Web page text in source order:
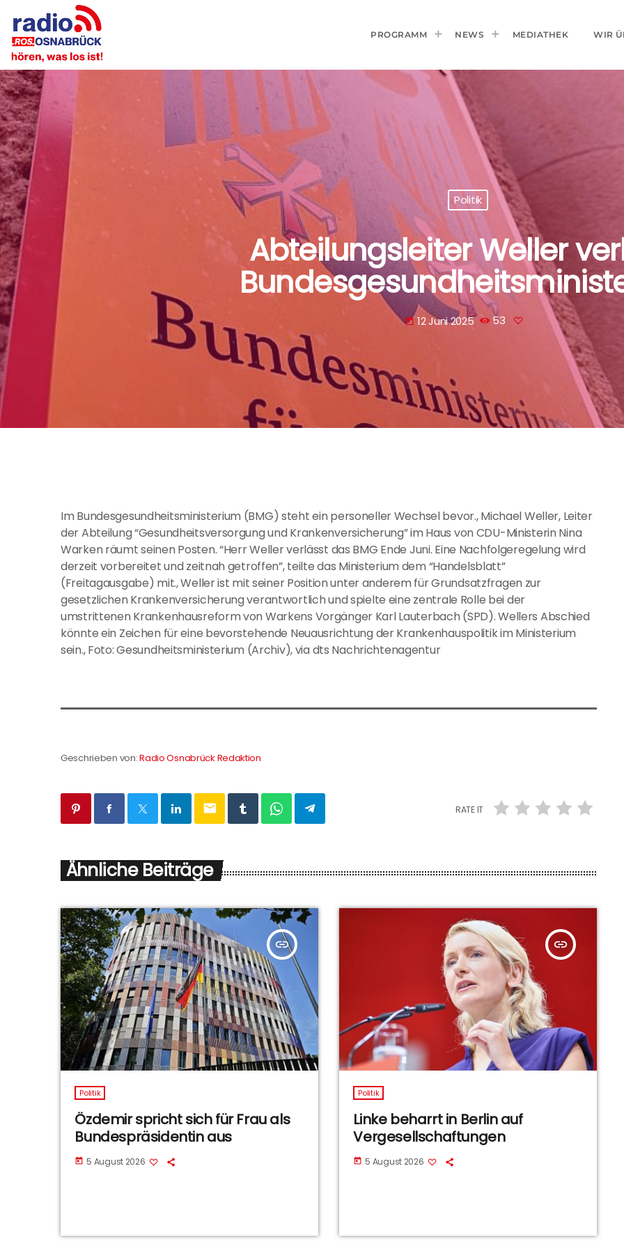
PROGRAMM NEWS MEDIATHEK WIR
Politik
Abteilungsleiter Weller
today 12 Juni 2025 53
Im Bundesgesundheitsministerium (BMG) steht ein personeller Wechsel bevor., Michael Weller, Leiter
der Abteilung “Gesundheitsversorgung und Krankenversicherung” im Haus von CDU-Ministerin Nina
Warken räumt seinen Posten. “Herr Weller verlässt das BMG Ende Juni. Eine Nachfolgeregelung wird
derzeit vorbereitet und zeitnah getroffen”, teilte das Ministerium dem “Handelsblatt”
(Freitagausgabe) mit., Weller ist mit seiner Position unter anderem für Grundsatzfragen zur
gesetzlichen Krankenversicherung verantwortlich und spielte eine zentrale Rolle bei der
umstrittenen Krankenhausreform von Warkens Vorgänger Karl Lauterbach (SPD). Wellers Abschied
könnte ein Zeichen für eine bevorstehende Neuausrichtung der Krankenhauspolitik im Ministerium
sein., Foto: Gesundheitsministerium (Archiv), via dts Nachrichtenagentur
Geschrieben von:Radio Osnabrück Redaktion
email RATE IT
Ähnliche Beiträge
insert_link
Politik
Özdemir spricht sich für Frau als
Bundespräsidentin aus
today 5 August 2026
insert_link
Politik
Linke beharrt in Berlin auf
Vergesellschaftungen
today 5 August 2026